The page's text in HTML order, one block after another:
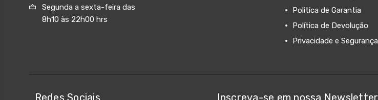
Segunda a sexta-feira das
8h10 às 22h00 hrs
Politica de Garantia
Política de Devolução
Privacidade e Segurança
Redes Sociais Inscreva-se em nossa Newsletter